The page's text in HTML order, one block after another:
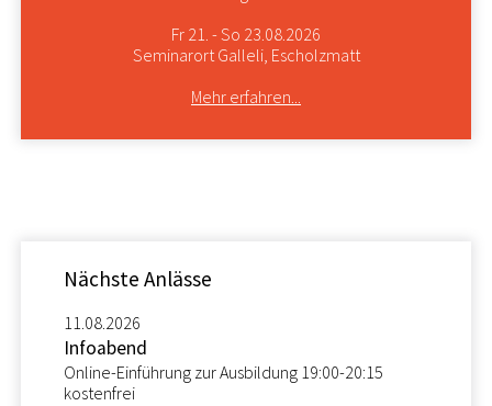
Fr 21. - So 23.08.2026
Seminarort Galleli, Escholzmatt
Mehr erfahren...
Nächste Anlässe
11.08.2026
Infoabend
Online-Einführung zur Ausbildung 19:00-20:15
kostenfrei